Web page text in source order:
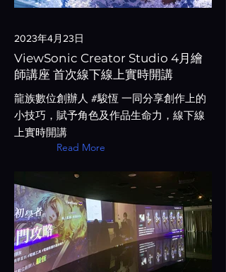
2023年4月23日
ViewSonic Creator Studio 4月繪
師講座 首次線下線上實時開講
龍族數位創辦人 #駿恆 一同分享創作上的
小技巧，賦予角色及作品生命力，線下線
上實時開講
Read More